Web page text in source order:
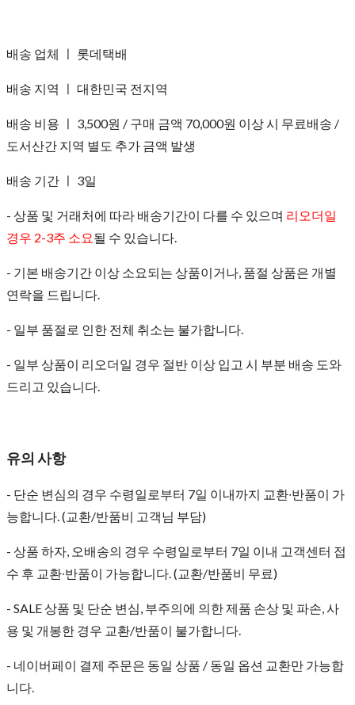
배송 업체 ㅣ 롯데택배
배송 지역 ㅣ 대한민국 전지역
배송 비용 ㅣ 3,500원 / 구매 금액 70,000원 이상 시 무료배송 /
도서산간 지역 별도 추가 금액 발생
배송 기간 ㅣ 3일
- 상품 및 거래처에 따라 배송기간이 다를 수 있으며 리오더일
경우 2-3주 소요될 수 있습니다.
- 기본 배송기간 이상 소요되는 상품이거나, 품절 상품은 개별
연락을 드립니다.
- 일부 품절로 인한 전체 취소는 불가합니다.
- 일부 상품이 리오더일 경우 절반 이상 입고 시 부분 배송 도와
드리고 있습니다.
유의 사항
- 단순 변심의 경우 수령일로부터 7일 이내까지 교환∙반품이 가
능합니다. (교환/반품비 고객님 부담)
- 상품 하자, 오배송의 경우 수령일로부터 7일 이내 고객센터 접
수 후 교환∙반품이 가능합니다. (교환/반품비 무료)
- SALE 상품 및 단순 변심, 부주의에 의한 제품 손상 및 파손, 사
용 및 개봉한 경우 교환/반품이 불가합니다.
- 네이버페이 결제 주문은 동일 상품 / 동일 옵션 교환만 가능합
니다.